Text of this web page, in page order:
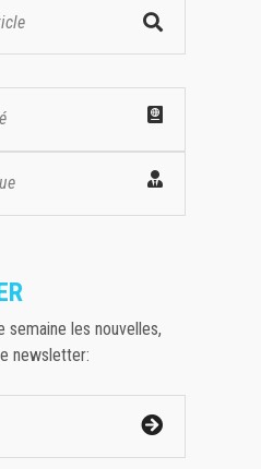
semaine les nouvelles,
newsletter: